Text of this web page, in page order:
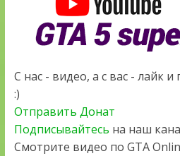
С нас - видео, а с вас - лайк
:)
Отправить Донат
Подписывайтесь на наш
Смотрите видео по GTA